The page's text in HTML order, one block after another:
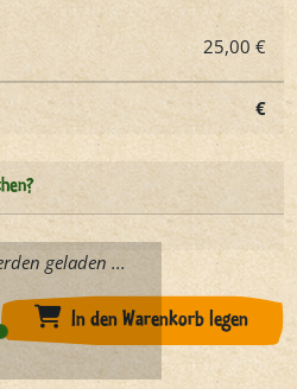
25,00 €
€
geladen ...
In den Warenkorb legen